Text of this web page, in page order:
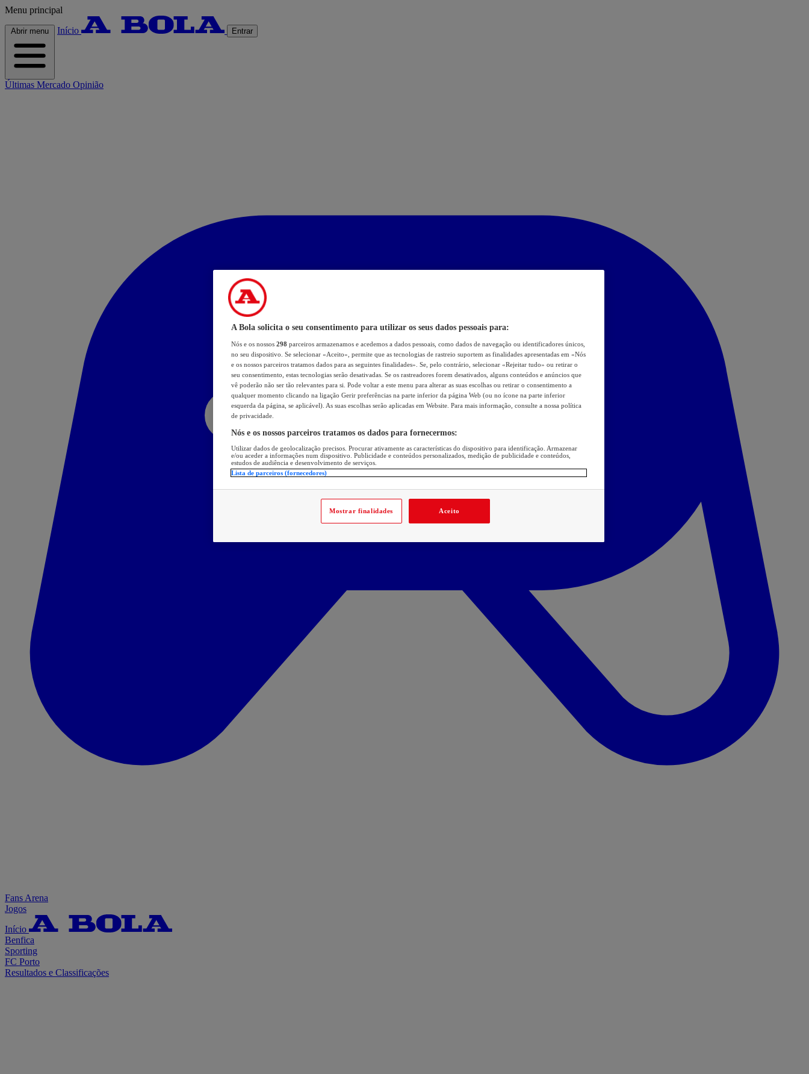
Menu principal
Abrir menu Início Entrar
Últimas Mercado Opinião
Fans Arena
Jogos
Início
Benfica
Sporting
FC Porto
Resultados e Classificações
A Bola solicita o seu consentimento para utilizar os seus dados pessoais para:
Nós e os nossos 298 parceiros armazenamos e acedemos a dados pessoais, como dados de navegação ou identificadores únicos,
no seu dispositivo. Se selecionar «Aceito», permite que as tecnologias de rastreio suportem as finalidades apresentadas em «Nós
e os nossos parceiros tratamos dados para as seguintes finalidades». Se, pelo contrário, selecionar «Rejeitar tudo» ou retirar o
seu consentimento, estas tecnologias serão desativadas. Se os rastreadores forem desativados, alguns conteúdos e anúncios que
vê poderão não ser tão relevantes para si. Pode voltar a este menu para alterar as suas escolhas ou retirar o consentimento a
qualquer momento clicando na ligação Gerir preferências na parte inferior da página Web (ou no ícone na parte inferior
esquerda da página, se aplicável). As suas escolhas serão aplicadas em Website. Para mais informação, consulte a nossa política
de privacidade.
Nós e os nossos parceiros tratamos os dados para fornecermos:
Utilizar dados de geolocalização precisos. Procurar ativamente as características do dispositivo para identificação. Armazenar
e/ou aceder a informações num dispositivo. Publicidade e conteúdos personalizados, medição de publicidade e conteúdos,
estudos de audiência e desenvolvimento de serviços.
Lista de parceiros (fornecedores)
Mostrar finalidades Aceito